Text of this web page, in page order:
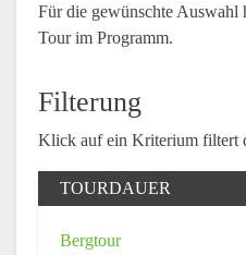
Für die gewünschte
Tour im Programm.
Filterung
Klick auf ein Kriterium filtert
TOURDAUER
Bergtour